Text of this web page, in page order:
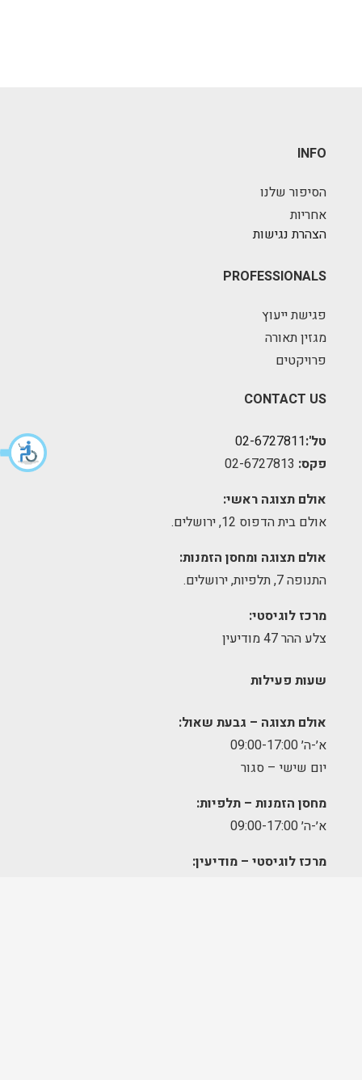
INFO
הסיפור שלנו
אחריות
הצהרת נגישות
PROFESSIONALS
פגישת ייעוץ
מגזין תאורה
פרויקטים
CONTACT US
טל':02-6727811
פקס:
אולם תצוגה ראשי:
אולם בית הדפוס 12, ירושלים.
אולם תצוגה ומחסן הזמנות:
התנופה 7, תלפיות, ירושלים.
מרכז לוגיסטי:
צלע ההר 47 מודיעין
שעות פעילות
אולם תצוגה – גבעת שאול:
א׳-ה׳ 09:00-17:00
יום שישי – סגור
מחסן הזמנות – תלפיות:
א׳-ה׳ 09:00-17:00
מרכז לוגיסטי – מודיעין: